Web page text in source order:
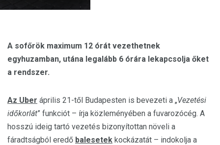
A sofőrök maximum 12 órát vezethetnek
egyhuzamban, utána legalább 6 órára lekapcsolja őket
a rendszer.
Az Uber április 21-től Budapesten is bevezeti a „Vezetési
időkorlát” funkciót – írja közleményében a fuvarozócég. A
hosszú ideig tartó vezetés bizonyítottan növeli a
fáradtságból eredő balesetek kockázatát – indokolja a